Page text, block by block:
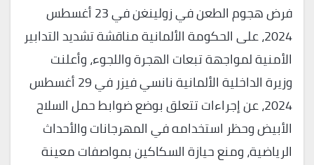
فرض هجوم الطعن في زولينغن في 23 أغسطس
2024، على الحكومة الألمانية مناقشة تشديد التدابير
الأمنية لمواجهة تبعات الهجرة واللجوء، وأعلنت
وزيرة الداخلية الألمانية نانسي فيزر في 29 أغسطس
2024، عن إجراءات تتعلق بوضع ضوابط حمل السلاح
الأبيض وحظر استخدامه في المهرجانات والأحداث
الرياضية، ومنع حيازة السكاكين بمواصفات معينة